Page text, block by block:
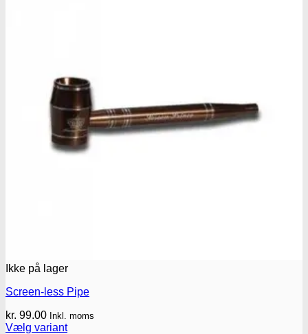
Test af primære aminer
URIN TESTS
Multi urin test - 3 stoffer
Ikke på lager
Screen-less Pipe
kr. 99.00 Inkl. moms
Vælg variant